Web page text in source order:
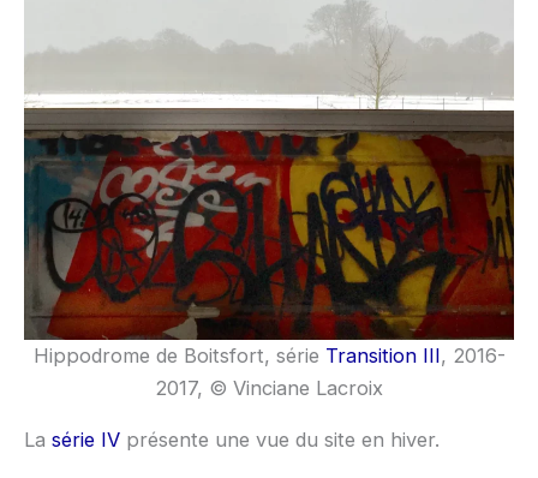
Hippodrome de Boitsfort, série Transition III, 2016-
2017, © Vinciane Lacroix
La série IV présente une vue du site en hiver.